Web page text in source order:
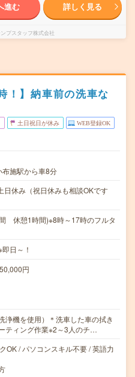
進む 詳しく見る
プスタッフ株式会社
！】納車前の洗車な
土日祝日が休み WEB登録OK
施駅から車8分
休み（祝日休みも相談OKです
休憩1時間)※8時～17時のフルタ
日～！
円
浄機を使用）＊洗車した車の拭き
ティング作業※2～3人のチ…
OK / パソコンスキル不要 / 英語力